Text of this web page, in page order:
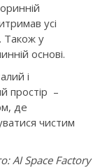
усі
Також у
основі.
і
простір –
де
чистим
AI Space Factory